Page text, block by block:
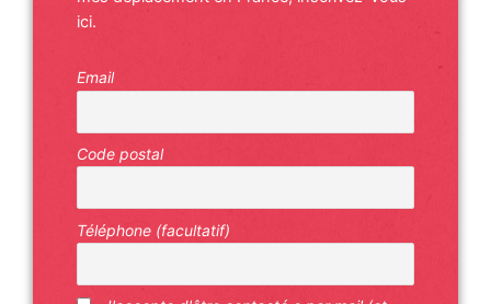
ici.
Email
Code postal
Téléphone (facultatif)